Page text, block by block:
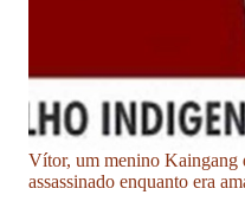
Vítor, um menino Kaingang
assassinado enquanto era